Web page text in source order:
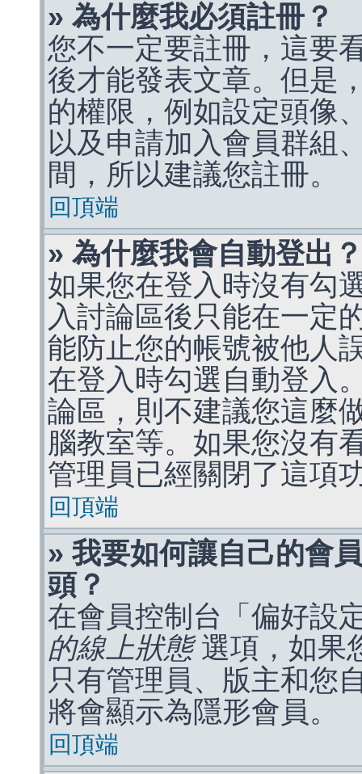
» 為什麼我必須註冊？
您不一定要註冊，這要
後才能發表文章。但是
的權限，例如設定頭像
以及申請加入會員群組
間，所以建議您註冊。
回頂端
» 為什麼我會自動登出？
如果您在登入時沒有勾
入討論區後只能在一定
能防止您的帳號被他人
在登入時勾選自動登入
論區，則不建議您這麼
腦教室等。如果您沒有
管理員已經關閉了這項
回頂端
» 我要如何讓自己的會
頭？
在會員控制台「偏好設
的線上狀態選項，如果
只有管理員、版主和您
將會顯示為隱形會員。
回頂端